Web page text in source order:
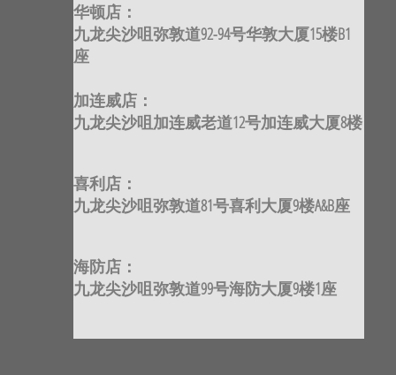
加连威店：
九龙尖沙咀加连威老道12号加连威大厦8楼
华顿店：
九龙尖沙咀弥敦道92-94号华敦大厦15楼B1
座
喜利店：
九龙尖沙咀弥敦道81号喜利大厦9楼A&B座
海防店：
九龙尖沙咀弥敦道99号海防大厦9楼1座